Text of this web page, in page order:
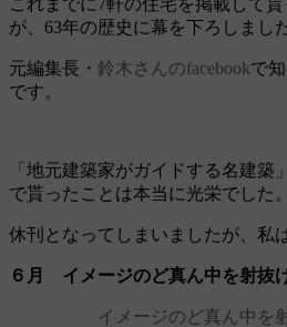
これまでに7軒の住宅を掲載して貰
が、63年の歴史に幕を下ろしました
元編集長・ 鈴木さんのfacebookで
です。
「地元建築家がガイドする名建築
で貰ったことは本当に光栄でした。
休刊となってしまいましたが、私
６月 イメージのど真ん中を射抜け
イメージのど真ん中を